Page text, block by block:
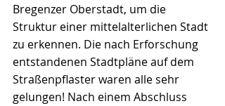
Bregenzer Oberstadt, um die
Struktur einer mittelalterlichen Stadt
zu erkennen. Die nach Erforschung
entstandenen Stadtpläne auf dem
Straßenpflaster waren alle sehr
gelungen! Nach einem Abschluss